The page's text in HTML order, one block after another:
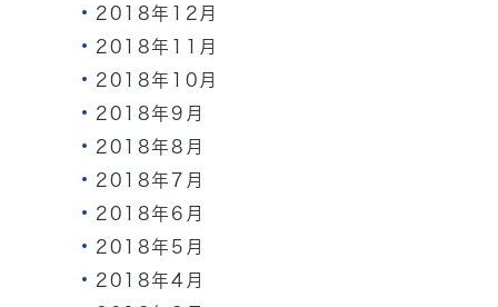
2018年12月
2018年11月
2018年10月
2018年9月
2018年8月
2018年7月
2018年6月
2018年5月
2018年4月